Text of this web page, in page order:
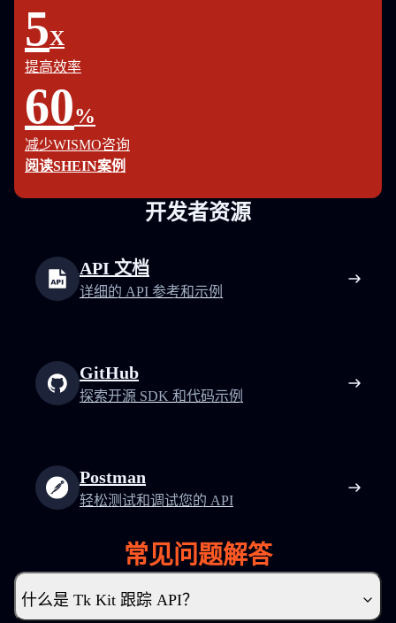
5X
提高效率
60%
减少WISMO咨询
阅读SHEIN案例
开发者资源
API 文档
详细的 API 参考和示例
GitHub
探索开源 SDK 和代码示例
Postman
轻松测试和调试您的 API
常见问题解答
什么是 Tk Kit 跟踪 API？